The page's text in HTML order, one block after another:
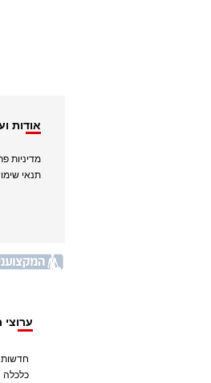
אודות
מדיניות
תנאי
ערוצי
חדשות
כלכלה